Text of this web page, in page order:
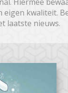
Hiermee
eigen kwaliteit.
laatste nieuws.